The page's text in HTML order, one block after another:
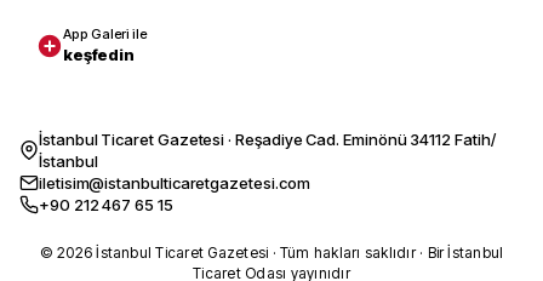
App Galeri ile
keşfedin
İstanbul Ticaret Gazetesi · Reşadiye Cad. Eminönü 34112 Fatih/
İstanbul
iletisim@istanbulticaretgazetesi.com
+90 212 467 65 15
© 2026 İstanbul Ticaret Gazetesi · Tüm hakları saklıdır · Bir İstanbul
Ticaret Odası yayınıdır